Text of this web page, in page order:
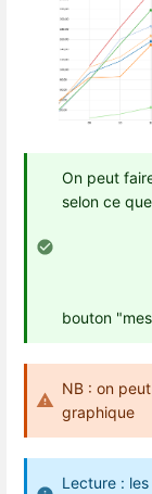
On peut
selon ce
bouton
NB : on
graphique
Lecture :